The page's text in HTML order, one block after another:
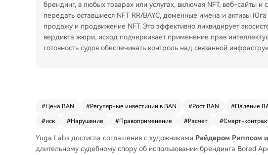
брендинг, в любых товарах или услугах, включая NFT, веб-сайты и
передать оставшиеся NFT RR/BAYC, доменные имена и активы
продажу и продвижение NFT. Это эффективно ликвидирует
вердикта жюри, исход подчеркивает применение прав
готовность судов обеспечивать контроль над связанной
#Цена BAN #Регулярные инвестиции в BAN #Рост BAN #Падение
#иск #Нарушение #Правоприменение #Расчет #Смарт-
Yuga Labs достигла соглашения с художниками Райдером Риппсом
длительному судебному спору об использовании брендинга Bored